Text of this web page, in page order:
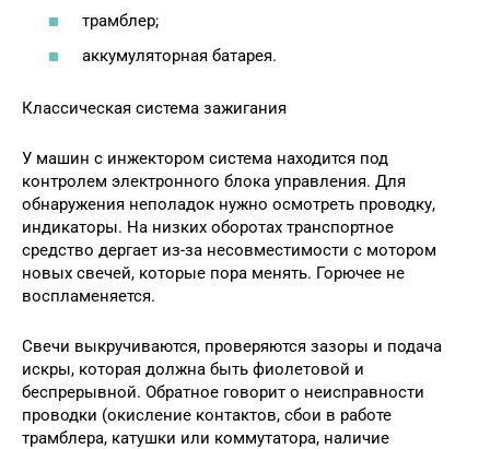
трамблер;
аккумуляторная батарея.
Классическая система зажигания
У машин с инжектором система находится под
контролем электронного блока управления. Для
обнаружения неполадок нужно осмотреть проводку,
индикаторы. На низких оборотах транспортное
средство дергает из-за несовместимости с мотором
новых свечей, которые пора менять. Горючее не
воспламеняется.
Свечи выкручиваются, проверяются зазоры и подача
искры, которая должна быть фиолетовой и
беспрерывной. Обратное говорит о неисправности
проводки (окисление контактов, сбои в работе
трамблера, катушки или коммутатора, наличие